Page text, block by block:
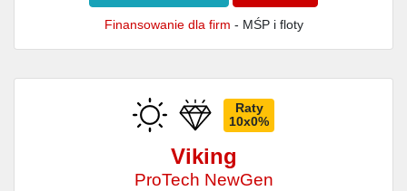
Finansowanie dla firm - MŚP i floty
Raty
10x0%
Viking
ProTech NewGen